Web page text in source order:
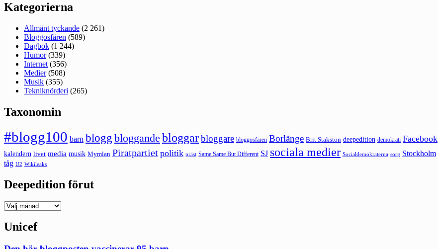
Kategorierna
Allmänt tyckande (2 261)
Bloggosfären (589)
Dagbok (1 244)
Humor(339)
Internet (356)
Medier(508)
Musik (355)
Tekniknörderi (265)
Taxonomin
#blogg100 barn blogg bloggande bloggarbloggare bloggosfären Borlänge Brit Stakston deepedition demokrati Facebook
kalendern livet media musik Mymlan Piratpartiet politik präst Same Same But Different SJ sociala medier Socialdemokraterna sorg Stockholm
tåg U2 Wikileaks
Deepedition förut
Deepedition
Unicef